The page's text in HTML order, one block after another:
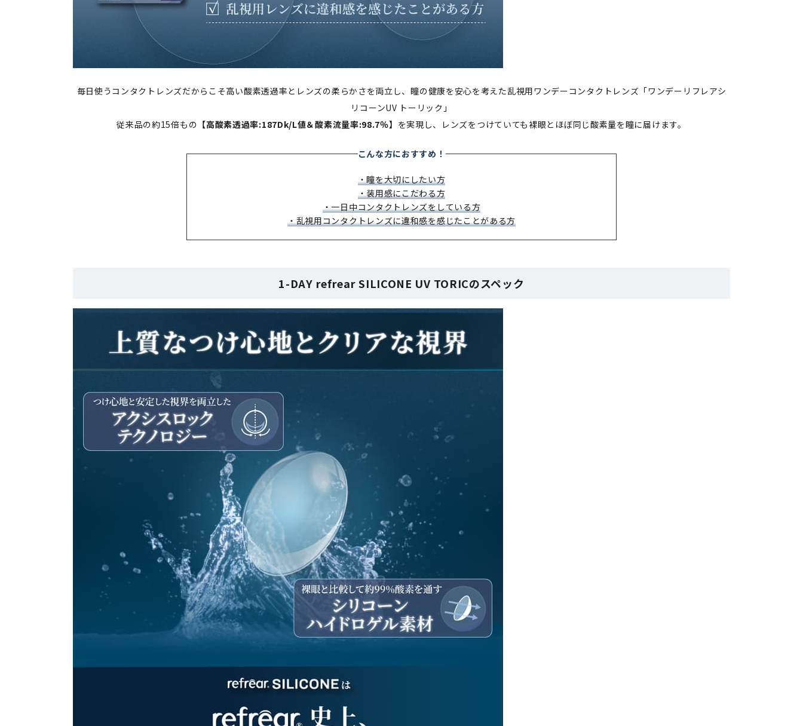
毎日使うコンタクトレンズだからこそ高い酸素透過率とレンズの柔らかさを両立し、瞳の健康を安心を考えた乱視用ワンデーコンタクトレンズ「ワンデーリフレアシ
リコーンUV トーリック」
従来品の約15倍もの 【高酸素透過率:187Dk/L値＆酸素流量率:98.7％】 を実現し、レンズをつけていても裸眼とほぼ同じ酸素量を瞳に届けます。
こんな方におすすめ！
・瞳を大切にしたい方
・装用感にこだわる方
・一日中コンタクトレンズをしている方
・乱視用コンタクトレンズに違和感を感じたことがある方
1-DAY refrear SILICONE UV TORICのスペック